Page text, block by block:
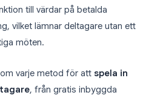
till värdar på betalda
vilket lämnar deltagare utan ett
möten.
varje metod för att spela in
, från gratis inbyggda